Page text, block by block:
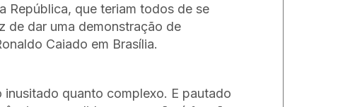
República, que teriam todos de se
de dar uma demonstração de
Caiado em Brasília.
quanto complexo. E pautado